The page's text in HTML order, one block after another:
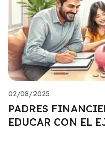
02/08/2025
PADRES
EDUCAR CON EL